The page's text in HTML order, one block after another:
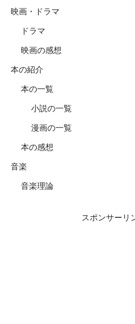
映画・ドラマ
ドラマ
映画の感想
本の紹介
本の一覧
小説の一覧
漫画の一覧
本の感想
音楽
音楽理論
スポンサーリ